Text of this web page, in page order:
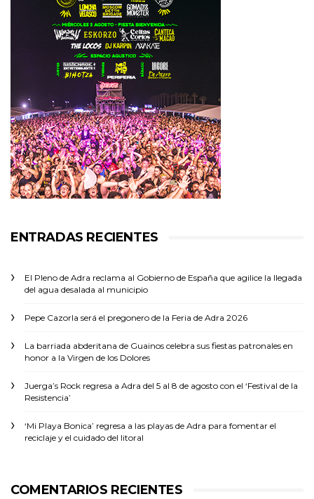
ENTRADAS RECIENTES
El Pleno de Adra reclama al Gobierno de España que agilice la llegada
del agua desalada al municipio
Pepe Cazorla será el pregonero de la Feria de Adra 2026
La barriada abderitana de Guainos celebra sus fiestas patronales en
honor a la Virgen de los Dolores
Juerga’s Rock regresa a Adra del 5 al 8 de agosto con el ‘Festival de la
Resistencia’
‘Mi Playa Bonica’ regresa a las playas de Adra para fomentar el
reciclaje y el cuidado del litoral
COMENTARIOS RECIENTES